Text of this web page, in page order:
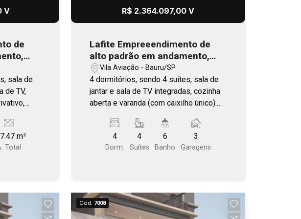
V
de
no
sala de
de TV,
Área
living
m²
Total
R$ 2.364.097,00 V
Lafite Empreeendimento de
alto padrão em andamento,
com previsão de entrega no
final 2026
Vila Aviação - Bauru/SP
4 dormitórios, sendo 4 suítes, sala de
jantar e sala de TV integradas, cozinha
aberta e varanda (com caixilho único).
living ampliado, ilha e varanda gourmet.
Localização estratégica, com fácil
acesso as principais vias de Bauru.
4
Dorm.
4
Suítes
6
Banho
3
Garagens
Cód. 7008